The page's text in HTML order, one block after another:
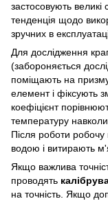
застосовують великі
тенденція щодо
зручних в
Для дослідження
(забороняється
поміщають на
елемент і фіксують
коефіцієнт
температуру
Після роботи
водою і витирають
Якщо важлива
проводять
на точність. Якщо